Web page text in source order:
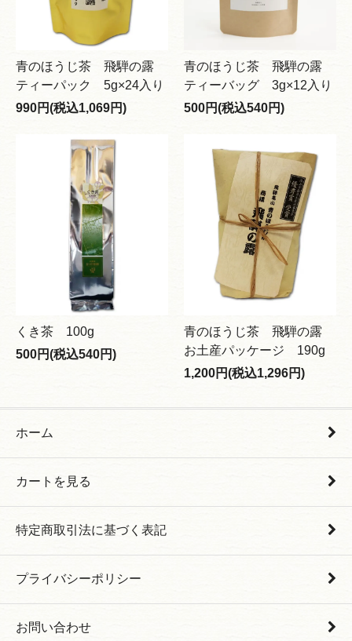
青のほうじ茶 飛騨の露
ティーパック 5g×24入り
990円(税込1,069円)
青のほうじ茶 飛騨の露
ティーバッグ 3g×12入り
500円(税込540円)
くき茶 100g
500円(税込540円)
青のほうじ茶 飛騨の露
お土産パッケージ 190g
1,200円(税込1,296円)
ホーム
カートを見る
特定商取引法に基づく表記
プライバシーポリシー
お問い合わせ